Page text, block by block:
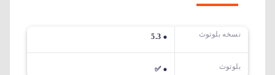
نسخه بلوتوث 5.3
بلوتوث ✅